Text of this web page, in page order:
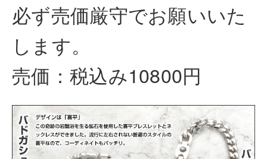
必ず売価厳守でお願いいた
します。
売価：税込み10800円